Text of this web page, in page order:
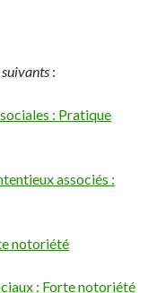
:
: Pratique
associés :
notoriété
: Forte notoriété